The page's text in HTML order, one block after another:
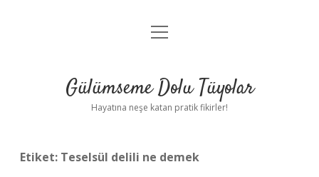
Anasayfa
Yasal Uyarı
menüyü
Gülümseme Dolu Tüyolar
Hayatına neşe katan pratik fikirler!
Etiket: Teselsül delili ne demek